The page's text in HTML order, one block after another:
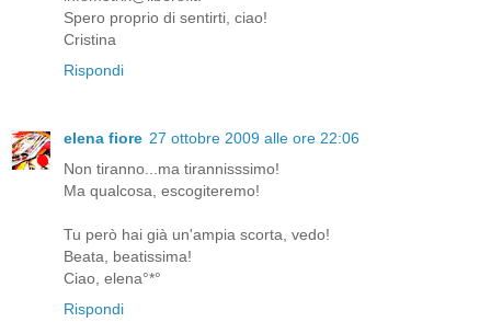
Spero proprio di sentirti, ciao!
Cristina
Rispondi
elena fiore 27 ottobre 2009 alle ore 22:06
Non tiranno...ma tirannisssimo!
Ma qualcosa, escogiteremo!
Tu però hai già un'ampia scorta, vedo!
Beata, beatissima!
Ciao, elena°*°
Rispondi